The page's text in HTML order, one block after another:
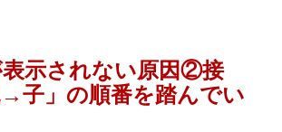
示されない原因②接
子」の順番を踏んでい